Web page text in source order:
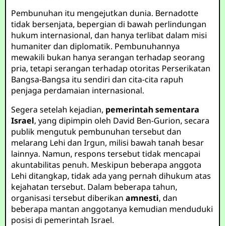
Pembunuhan itu mengejutkan dunia. Bernadotte
tidak bersenjata, bepergian di bawah perlindungan
hukum internasional, dan hanya terlibat dalam misi
humaniter dan diplomatik. Pembunuhannya
mewakili bukan hanya serangan terhadap seorang
pria, tetapi serangan terhadap otoritas Perserikatan
Bangsa-Bangsa itu sendiri dan cita-cita rapuh
penjaga perdamaian internasional.
Segera setelah kejadian, pemerintah sementara
Israel, yang dipimpin oleh David Ben-Gurion, secara
publik mengutuk pembunuhan tersebut dan
melarang Lehi dan Irgun, milisi bawah tanah besar
lainnya. Namun, respons tersebut tidak mencapai
akuntabilitas penuh. Meskipun beberapa anggota
Lehi ditangkap, tidak ada yang pernah dihukum atas
kejahatan tersebut. Dalam beberapa tahun,
organisasi tersebut diberikanamnesti, dan
beberapa mantan anggotanya kemudian menduduki
posisi di pemerintah Israel.